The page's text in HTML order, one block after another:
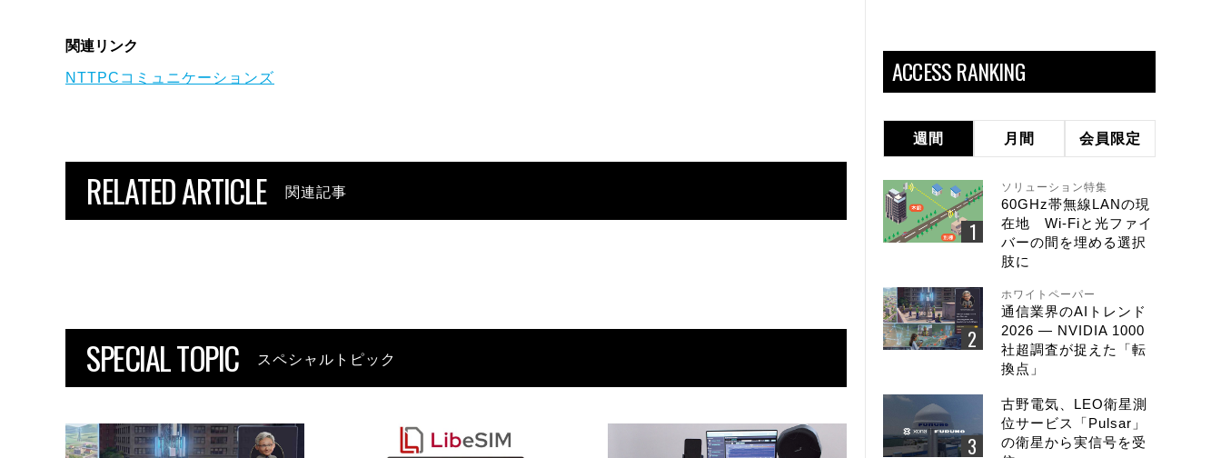
関連リンク
NTTPCコミュニケーションズ
RELATED ARTICLE 関連記事
SPECIAL TOPIC スペシャルトピック
ACCESS RANKING
週間 月間 会員限定
ソリューション特集
60GHz帯無線LANの現
在地 Wi-Fiと光ファイ
バーの間を埋める選択
肢に
ホワイトペーパー
通信業界のAIトレンド
2026 ― NVIDIA 1000
社超調査が捉えた「転
換点」
古野電気、LEO衛星測
位サービス「Pulsar」
の衛星から実信号を受